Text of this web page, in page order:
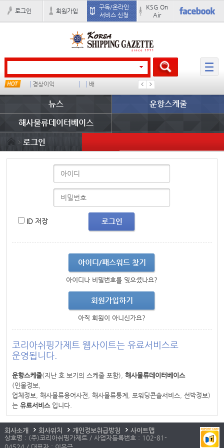
로그인 회원가입
구독/온라인
서비스 신청
KSG On
Air
경상이익 배 부산신항
뉴스 운항스케줄
해사물류데이터베이스
로그인
로그인
ID 저장
아이디/패스워드 찾기
아이디나 비밀번호를 잊으셨나요?
회원가입하기
아직 회원이 아니신가요?
코리아쉬핑가제트 웹사이트는 유료서비스로
운영됩니다.
운항스케줄(지난 호 보기의 스케줄 포함),해사물류데이터베이스
(인물정보,
업체정보, 해사물류용어사전, 해사물류통계, 포워딩콘솔서비스, 선박정보)
는유료서비스입니다.
회사소개 회사위치 개인정보취급방침
사이트맵
상호명 : (주)코리아쉬핑가제트 / 사업자등록번호 : 102-81-